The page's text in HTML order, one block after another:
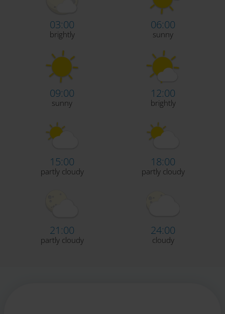
03:00
brightly
06:00
sunny
09:00
sunny
12:00
brightly
15:00
partly cloudy
18:00
partly cloudy
21:00
partly cloudy
24:00
cloudy